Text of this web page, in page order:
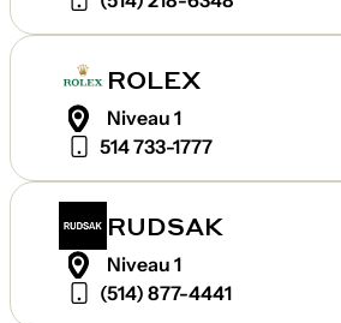
ROLEX
Niveau 1
514 733-1777
RUDSAK
Niveau 1
(514) 877-4441